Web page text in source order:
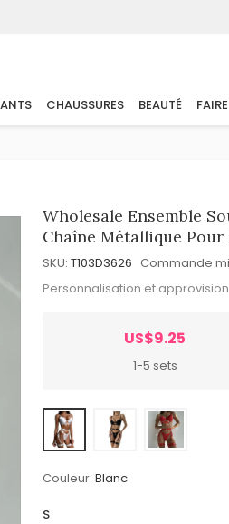
CHAUSSURES BEAUTÉ
Wholesale Ensemble
Chaîne Métallique Pour
SKU: T103D3626 Commande
Personnalisation et
US$9.25
1-5 sets
Couleur: Blanc
S